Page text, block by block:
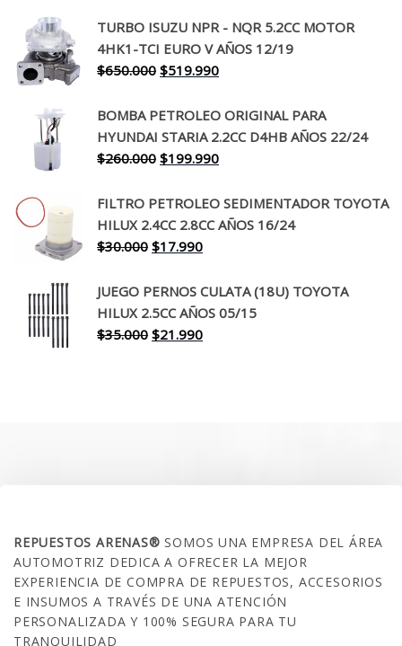
original
era:
$130.000.
actual
es:
$94.990.
TURBO ISUZU NPR - NQR 5.2CC MOTOR
4HK1-TCI EURO V AÑOS 12/19
$650.000 El
original
era:
$650.000.
$519.990El
actual
es:
$519.990.
BOMBA PETROLEO ORIGINAL PARA
HYUNDAI STARIA 2.2CC D4HB AÑOS 22/24
$260.000 El
original
era:
$260.000.
$199.990El
actual
es:
FILTRO PETROLEO SEDIMENTADOR TOYOTA
HILUX 2.4CC 2.8CC AÑOS 16/24
$30.000 El
original
era:
$30.000.
$17.990El
actual
es:
$17.990.
JUEGO PERNOS CULATA (18U) TOYOTA
HILUX 2.5CC AÑOS 05/15
$35.000 El
$21.990El
REPUESTOS ARENAS®SOMOS UNA EMPRESA DEL ÁREA
AUTOMOTRIZ DEDICA A OFRECER LA MEJOR
EXPERIENCIA DE COMPRA DE REPUESTOS, ACCESORIOS
E INSUMOS A TRAVÉS DE UNA ATENCIÓN
PERSONALIZADA Y 100% SEGURA PARA TU
TRANQUILIDAD